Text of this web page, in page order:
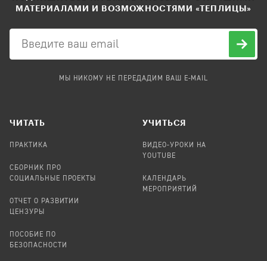
МАТЕРИАЛАМИ И ВОЗМОЖНОСТЯМИ «ТЕПЛИЦЫ»
МЫ НИКОМУ НЕ ПЕРЕДАДИМ ВАШ E-MAIL
ЧИТАТЬ
ПРАКТИКА
СБОРНИК ПРО
СОЦИАЛЬНЫЕ ПРОЕКТЫ
ОТЧЕТ О РАЗВИТИИ
ЦЕНЗУРЫ
ПОСОБИЕ ПО
БЕЗОПАСНОСТИ
УЧИТЬСЯ
ВИДЕО-УРОКИ НА
YOUTUBE
КАЛЕНДАРЬ
МЕРОПРИЯТИЙ